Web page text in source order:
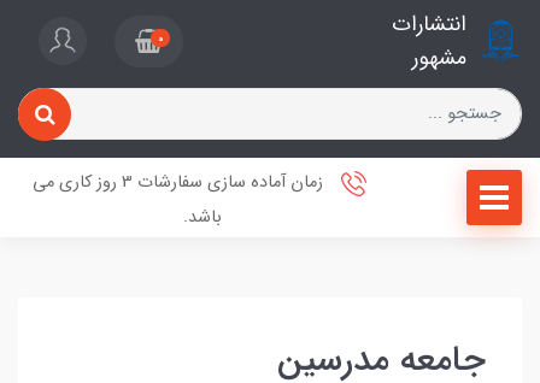
انتشارات
مشهور
0
زمان آماده سازی سفارشات 3 روز کاری می
باشد.
جامعه مدرسین